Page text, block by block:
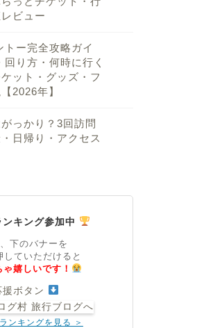
ビュー
トー完全攻略ガイ
回り方・何時に行く
ット・グッズ・フ
2026年】
っかり？3回訪問
日帰り・アクセス
ンキング参加中
下のバナーを
していただけると
嬉しいです！
援ボタン
ンキングを見る ＞